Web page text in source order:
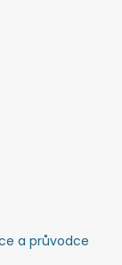
a průvodce